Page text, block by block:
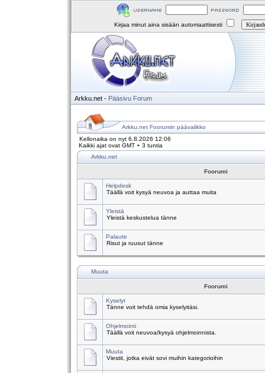
Kirjaa minut aina sisään automaattisesti
Arkku.net - Pääsivu Forum
Arkku.net Foorumin päävalikko
Kellonaika on nyt 6.8.2026 12:06
Kaikki ajat ovat GMT + 3 tuntia
Arkku.net
Foorumi
Helpdesk
Täällä voit kysyä neuvoa ja auttaa muita
Yleistä
Yleistä keskustelua tänne
Palaute
Risut ja ruusut tänne
Muuta
Foorumi
Kyselyt
Tänne voit tehdä omia kyselyitäsi.
Ohjelmointi
Täällä voit neuvoa/kysyä ohjelmoinnista.
Muuta
Viestit, jotka eivät sovi muihin kategorioihin